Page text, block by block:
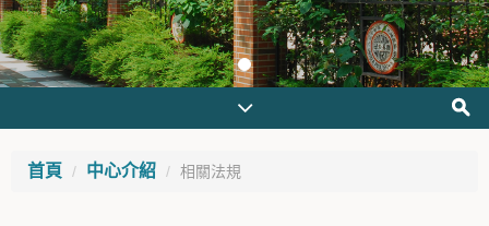
首頁 中心介紹 相關法規